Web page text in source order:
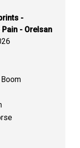
-
- Orelsan